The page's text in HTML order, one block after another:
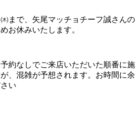
まで、矢尾マッチョチーフ誠さんの
お休みいたします。
約なしでご来店いただいた順番に施
、混雑が予想されます。お時間に余
い